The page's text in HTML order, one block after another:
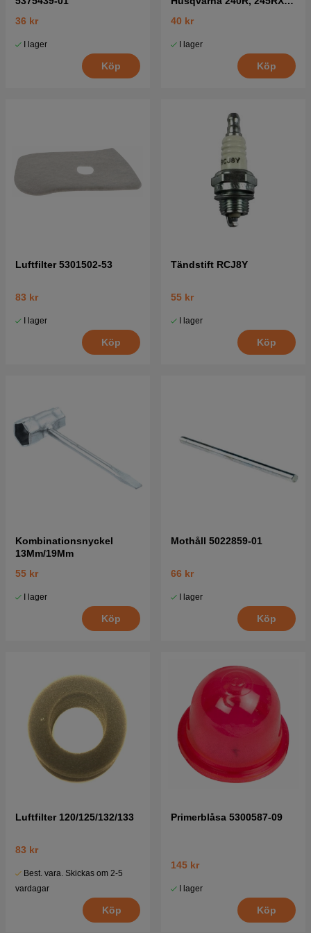
36 kr
I lager
Köp
40 kr
I lager
Köp
Luftfilter 5301502-53
83 kr
I lager
Köp
Tändstift RCJ8Y
55 kr
I lager
Köp
Kombinationsnyckel
13Mm/19Mm
55 kr
I lager
Köp
Mothåll 5022859-01
66 kr
I lager
Köp
Luftfilter 120/125/132/133
83 kr
Best. vara. Skickas om 2-5
vardagar
Köp
Primerblåsa 5300587-09
145 kr
I lager
Köp